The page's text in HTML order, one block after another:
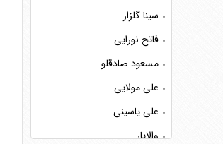
سینا گلزار
فاتح نورایی
مسعود صادقلو
علی مولایی
علی یاسینی
والایار